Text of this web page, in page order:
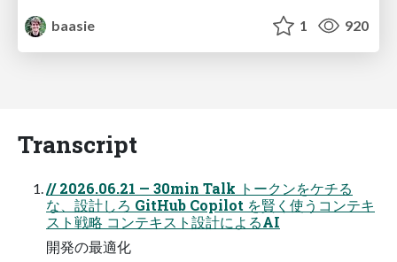
baasie
1 920
Transcript
// 2026.06.21 — 30min Talk トークンをケチる
な、設計しろ GitHub Copilot を賢く使うコンテキ
スト戦略 コンテキスト設計によるAI
開発の最適化